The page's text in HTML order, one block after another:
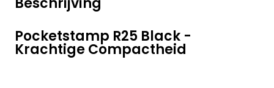
Pocketstamp R25 Black -
Krachtige Compactheid